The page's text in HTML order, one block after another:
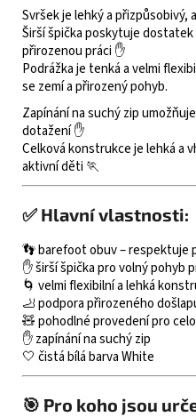
Svršek je lehký a přizpůsobivý,
Širší špička poskytuje
přirozenou práci ✋
Podrážka je tenká a velmi
se zemí a přirozený pohyb.
Zapínání na suchý zip
dotažení ✋
Celková konstrukce je lehká a
aktivní děti 🏃
✅ Hlavní vlastnosti:
👣 barefoot obuv – respektuje
✋ širší špička pro volný pohyb
🌀 velmi flexibilní a lehká
🦶 podpora přirozeného
🧸 pohodlné provedení pro
✋ zapínání na suchý zip
🤍 čistá bílá barva White
🎯 Pro koho jsou